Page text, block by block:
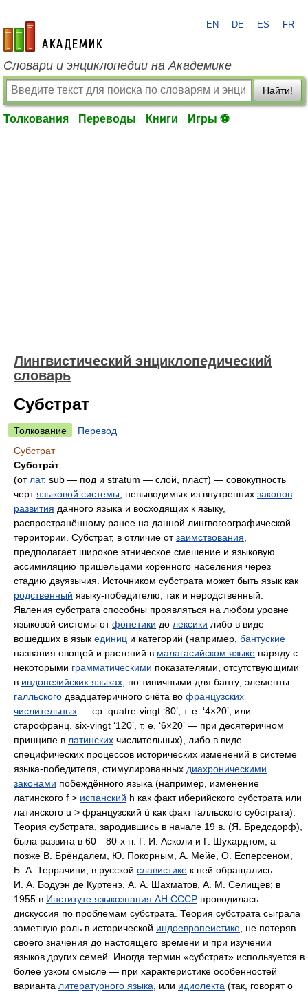
academic.ru
EN DE ES FR
Словари и энциклопедии на Академике
Найти!
Толкования Переводы Книги Игры ⚽
Лингвистический энциклопедический
словарь
Субстрат
Толкование
Перевод
Субстрат
Субстра́т
(от лат. sub — под и stratum — слой, пласт) — совокупность
чертязыковой системы , невыводимых из внутренних законов
развития данного языка и восходящих к языку,
распространённому ранее на данной лингвогеографической
территории. Субстрат, в отличие отзаимствования
предполагает широкое этническое смешение и языковую
ассимиляцию пришельцами коренного населения через
стадию двуязычия. Источником субстрата может быть язык как
родственный языку-победителю, так и неродственный.
Явления субстрата способны проявляться на любом уровне
языковой системы отфонетики до лексики либо в виде
вошедших в язык единиц и категорий (например, бантуские
названия овощей и растений в малагасийском языке наряду с
некоторыми грамматическими показателями, отсутствующими
в индонезийских языках , но типичными для банту; элементы
галльского двадцатеричного счёта во французских
числительных — ср. quatre-vingt ‘80’, т. е. ‘4×20’, или
старофранц. six-vingt ‘120’, т. е. ‘6×20’ — при десятеричном
принципе в латинских числительных), либо в виде
специфических процессов исторических изменений в системе
языка-победителя, стимулированных диахроническими
законами побеждённого языка (например, изменение
латинского f > испанский h как факт иберийского субстрата или
латинского u > французский ü как факт галльского субстрата).
Теория субстрата, зародившись в начале 19 в. (Я. Бредсдорф),
была развита в 60—80‑х гг. Г. И. Асколи и Г. Шухардтом, а
позже В. Брёндалем, Ю. Покорным, А. Мейе, О. Есперсеном,
Б. А. Террачини; в русской славистике к ней обращались
И. А. Бодуэн де Куртенэ, А. А. Шахматов, А. М. Селищев; в
1955 в Институте языкознания АН СССР проводилась
дискуссия по проблемам субстрата. Теория субстрата сыграла
заметную роль в исторической индоевропеистике , не потеряв
своего значения до настоящего времени и при изучении
языков других семей. Иногда термин «субстрат» используется в
более узком смысле — при характеристике особенностей
варианта литературного языка , или идиолекта (так, говорят о